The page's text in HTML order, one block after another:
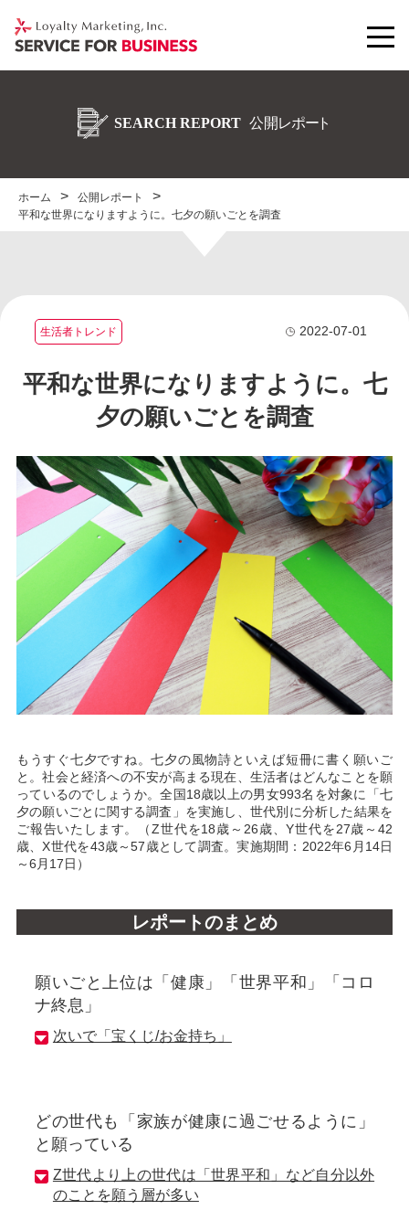
ホーム
公開レポート
平和な世界になりますように。七夕の願いごとを調査
生活者トレンド 2022-07-01
平和な世界になりますように。七
夕の願いごとを調査
もうすぐ七夕ですね。七夕の風物詩といえば短冊に書く願いご
と。社会と経済への不安が高まる現在、生活者はどんなことを願
っているのでしょうか。全国18歳以上の男女993名を対象に「七
夕の願いごとに関する調査」を実施し、世代別に分析した結果を
ご報告いたします。（Z世代を18歳～26歳、Y世代を27歳～42
歳、X世代を43歳～57歳として調査。実施期間：2022年6月14日
～6月17日）
レポートのまとめ
願いごと上位は「健康」「世界平和」「コロ
ナ終息」
次いで「宝くじ/お金持ち」
どの世代も「家族が健康に過ごせるように」
と願っている
Z世代より上の世代は「世界平和」など自分以外
のことを願う層が多い